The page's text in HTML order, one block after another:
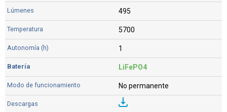
495
5700
1
LiFePO4
No permanente